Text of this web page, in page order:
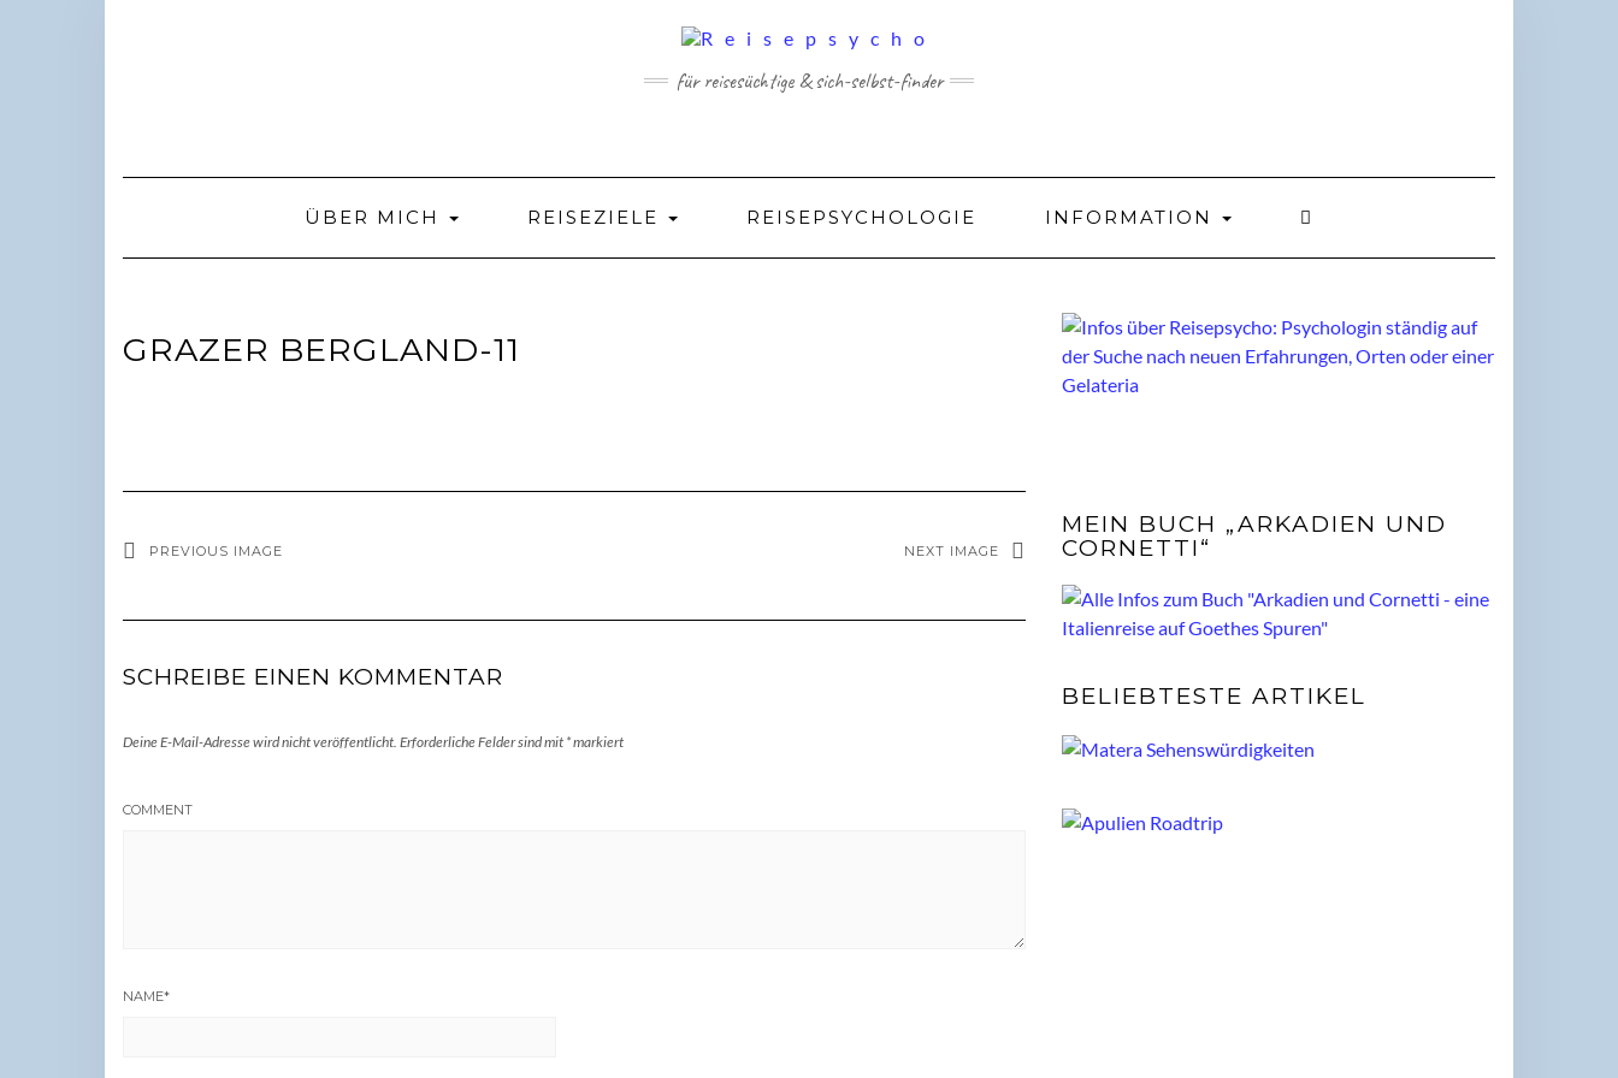
für reisesüchtige & sich-selbst-finder
ÜBER MICH REISEZIELE REISEPSYCHOLOGIE INFORMATION
GRAZER BERGLAND-11
PREVIOUS IMAGE NEXT IMAGE
SCHREIBE EINEN KOMMENTAR
Deine E-Mail-Adresse wird nicht veröffentlicht. Erforderliche Felder sind mit *markiert
COMMENT
NAME*
MEIN BUCH „ARKADIEN UND
CORNETTI“
BELIEBTESTE ARTIKEL